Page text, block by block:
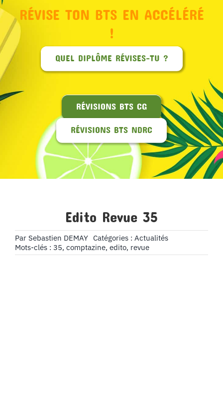
RÉVISE TON BTS EN ACCÉLÉRÉ
!
QUEL DIPLÔME RÉVISES-TU ?
RÉVISIONS BTS CG
RÉVISIONS BTS NDRC
Edito Revue 35
Par Sebastien DEMAY Catégories : Actualités
Mots-clés : 35, comptazine, edito, revue